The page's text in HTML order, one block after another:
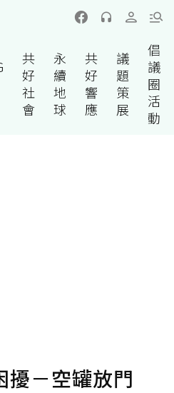
共
好
社
會
永
續
地
球
共
好
響
應
議
題
策
展
倡
議
圈
活
動
擾－空罐放門